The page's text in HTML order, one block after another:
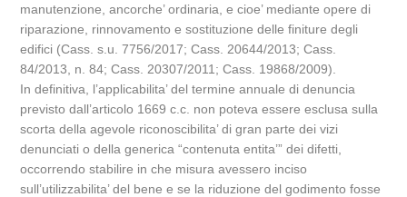
manutenzione, ancorche’ ordinaria, e cioe’ mediante opere di
riparazione, rinnovamento e sostituzione delle finiture degli
edifici (Cass. s.u. 7756/2017; Cass. 20644/2013; Cass.
84/2013, n. 84; Cass. 20307/2011; Cass. 19868/2009).
In definitiva, l’applicabilita’ del termine annuale di denuncia
previsto dall’articolo 1669 c.c. non poteva essere esclusa sulla
scorta della agevole riconoscibilita’ di gran parte dei vizi
denunciati o della generica “contenuta entita’” dei difetti,
occorrendo stabilire in che misura avessero inciso
sull’utilizzabilita’ del bene e se la riduzione del godimento fosse